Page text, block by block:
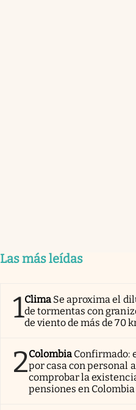
Las más leídas
1Clima Se aproxima el
de tormentas con
de viento de más de 70
2Colombia Confirmado:
por casa con personal
comprobar la
pensiones en Colombia